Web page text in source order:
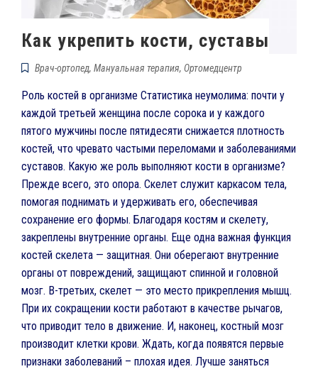
Как укрепить кости, суставы
Врач-ортопед, Мануальная терапия, Ортомедцентр
Роль костей в организме Статистика неумолима: почти у
каждой третьей женщина после сорока и у каждого
пятого мужчины после пятидесяти снижается плотность
костей, что чревато частыми переломами и заболеваниями
суставов. Какую же роль выполняют кости в организме?
Прежде всего, это опора. Скелет служит каркасом тела,
помогая поднимать и удерживать его, обеспечивая
сохранение его формы. Благодаря костям и скелету,
закреплены внутренние органы. Еще одна важная функция
костей скелета — защитная. Они оберегают внутренние
органы от повреждений, защищают спинной и головной
мозг. В-третьих, скелет — это место прикрепления мышц.
При их сокращении кости работают в качестве рычагов,
что приводит тело в движение. И, наконец, костный мозг
производит клетки крови. Ждать, когда появятся первые
признаки заболеваний – плохая идея. Лучше заняться